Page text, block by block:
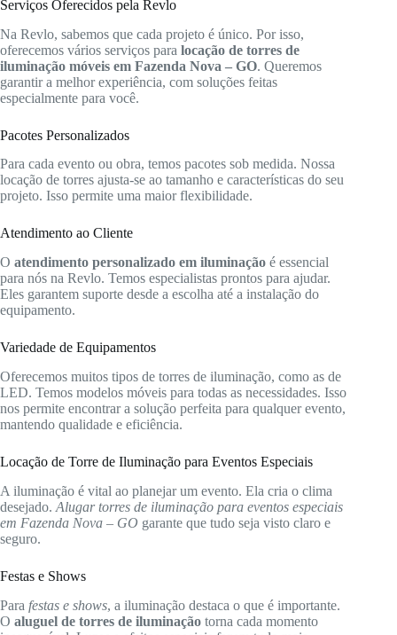
Serviços Oferecidos pela Revlo
Na Revlo, sabemos que cada projeto é único. Por isso,
oferecemos vários serviços para locação de torres de
iluminação móveis em Fazenda Nova – GO. Queremos
garantir a melhor experiência, com soluções feitas
especialmente para você.
Pacotes Personalizados
Para cada evento ou obra, temos pacotes sob medida. Nossa
locação de torres ajusta-se ao tamanho e características do seu
projeto. Isso permite uma maior flexibilidade.
Atendimento ao Cliente
O atendimento personalizado em iluminação é essencial
para nós na Revlo. Temos especialistas prontos para ajudar.
Eles garantem suporte desde a escolha até a instalação do
equipamento.
Variedade de Equipamentos
Oferecemos muitos tipos de torres de iluminação, como as de
LED. Temos modelos móveis para todas as necessidades. Isso
nos permite encontrar a solução perfeita para qualquer evento,
mantendo qualidade e eficiência.
Locação de Torre de Iluminação para Eventos Especiais
A iluminação é vital ao planejar um evento. Ela cria o clima
desejado. Alugar torres de iluminação para eventos especiais
em Fazenda Nova – GO garante que tudo seja visto claro e
seguro.
Festas e Shows
Para festas e shows, a iluminação destaca o que é importante.
O aluguel de torres de iluminação torna cada momento